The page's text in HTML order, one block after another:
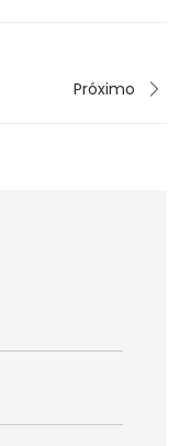
Próximo